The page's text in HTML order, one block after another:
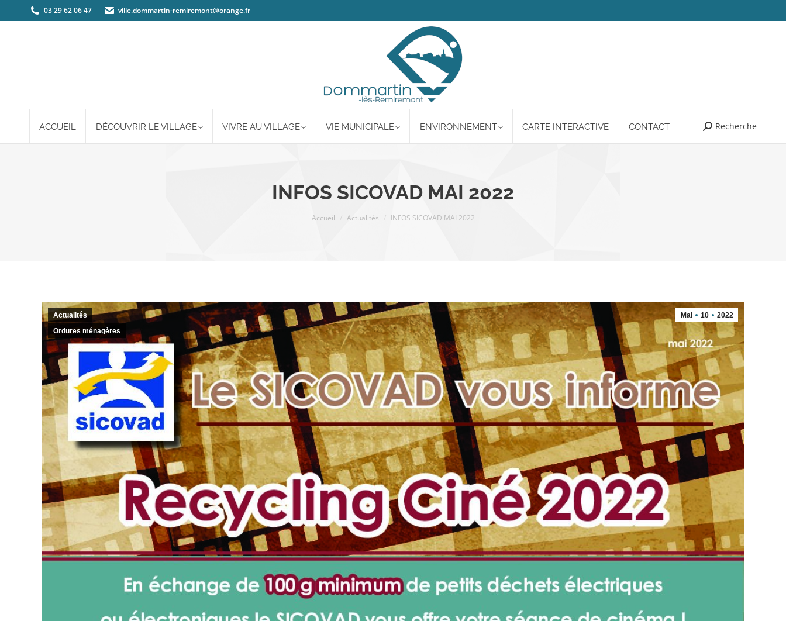
03 29 62 06 47 ville.dommartin-remiremont@orange.fr
ACCUEIL DÉCOUVRIR LE VILLAGE VIVRE AU VILLAGE VIE MUNICIPALE ENVIRONNEMENT CARTE INTERACTIVE CONTACT Search:
Recherche
INFOS SICOVAD MAI 2022
Accueil Actualités INFOS SICOVAD MAI 2022
Mai 10 2022
Actualités
Ordures ménagères